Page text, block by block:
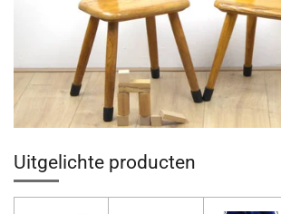
Uitgelichte producten